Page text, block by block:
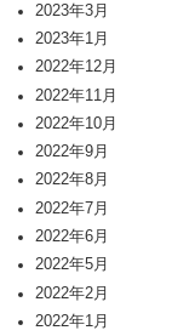
2023年3月
2023年1月
2022年12月
2022年11月
2022年10月
2022年9月
2022年8月
2022年7月
2022年6月
2022年5月
2022年2月
2022年1月